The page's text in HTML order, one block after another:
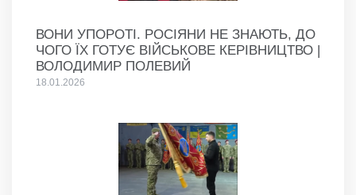
ВОНИ УПОРОТІ. РОСІЯНИ НЕ ЗНАЮТЬ, ДО
ЧОГО ЇХ ГОТУЄ ВІЙСЬКОВЕ КЕРІВНИЦТВО |
ВОЛОДИМИР ПОЛЕВИЙ
18.01.2026